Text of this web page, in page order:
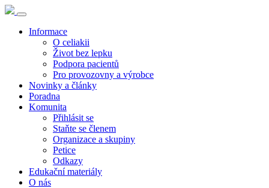
Informace
O celiakii
Život bez lepku
Podpora pacientů
Pro provozovny a výrobce
Novinky a články
Poradna
Komunita
Přihlásit se
Staňte se členem
Organizace a skupiny
Petice
Odkazy
Edukační materiály
O nás